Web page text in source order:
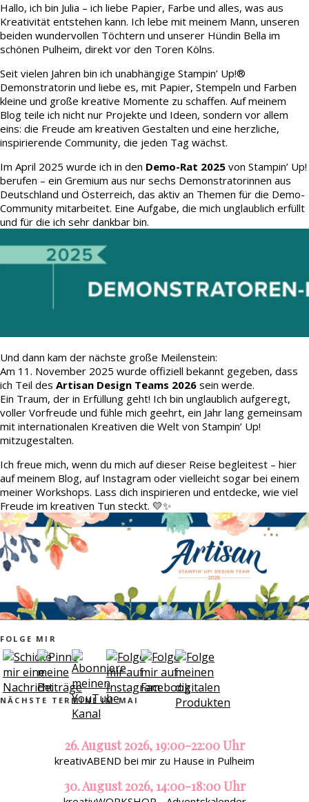
Hallo, ich bin Julia – ich liebe Papier, Farbe und alles, was aus
Kreativität entstehen kann. Ich lebe mit meinem Mann, unseren
beiden wundervollen Töchtern und unserer Hündin Bella im
schönen Pulheim, direkt vor den Toren Kölns.
Seit vielen Jahren bin ich unabhängige Stampin’ Up!®
Demonstratorin und liebe es, mit Papier, Stempeln und Farben
kleine und große kreative Momente zu schaffen. Auf meinem
Blog teile ich nicht nur Projekte und Ideen, sondern vor allem
eins: die Freude am kreativen Gestalten und eine herzliche,
inspirierende Community, die jeden Tag wächst.
Im April 2025 wurde ich in den Demo-Rat 2025 von Stampin’ Up!
berufen – ein Gremium aus nur sechs Demonstratorinnen aus
Deutschland und Österreich, das aktiv an Themen für die Demo-
Community mitarbeitet. Eine Aufgabe, die mich unglaublich erfüllt
und für die ich sehr dankbar bin.
Und dann kam der nächste große Meilenstein:
Am 11. November 2025 wurde offiziell bekannt gegeben, dass
ich Teil des Artisan Design Teams 2026 sein werde.
Ein Traum, der in Erfüllung geht! Ich bin unglaublich aufgeregt,
voller Vorfreude und fühle mich geehrt, ein Jahr lang gemeinsam
mit internationalen Kreativen die Welt von Stampin’ Up!
mitzugestalten.
Ich freue mich, wenn du mich auf dieser Reise begleitest – hier
auf meinem Blog, auf Instagram oder vielleicht sogar bei einem
meiner Workshops. Lass dich inspirieren und entdecke, wie viel
Freude im kreativen Tun steckt. 💛✨
FOLGE MIR
NÄCHSTE TERMINE IM MAI
26. August 2026, 19:00-22:00 Uhr
kreativABEND bei mir zu Hause in Pulheim
30. August 2026, 14:00-18:00 Uhr